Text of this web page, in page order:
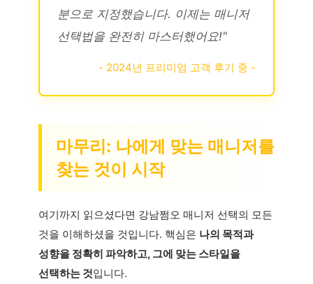
분으로 지정했습니다. 이제는 매니저
선택법을 완전히 마스터했어요!"
- 2024년 프리미엄 고객 후기 중 -
마무리: 나에게 맞는 매니저를
찾는 것이 시작
여기까지 읽으셨다면 강남쩜오 매니저 선택의 모든
것을 이해하셨을 것입니다. 핵심은 나의 목적과
성향을 정확히 파악하고, 그에 맞는 스타일을
선택하는 것입니다.